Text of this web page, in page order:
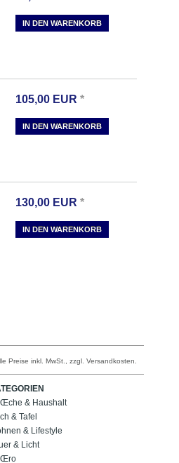
IN DEN WARENKORB
105,00 EUR *
IN DEN WARENKORB
130,00 EUR *
IN DEN WARENKORB
Preise inkl. MwSt., zzgl. Versandkosten.
& Haushalt
& Tafel
& Lifestyle
& Licht